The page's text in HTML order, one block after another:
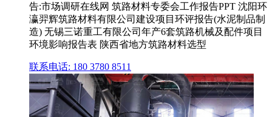
告:市场调研在线网 筑路材料专委会工作报告PPT 沈阳环
瀛羿辉筑路材料有限公司建设项目环评报告(水泥制品制
造) 无锡三诺重工有限公司年产6套筑路机械及配件项目
环境影响报告表 陕西省地方筑路材料选型
联系电话: 180 3780 8511